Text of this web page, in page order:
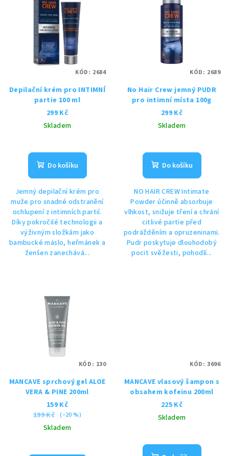
Depilační krém pro INTIMNÍ
partie 100 ml
299 Kč
Skladem
hodnocení
produktu
z
5
hvězdiček.
Do košíku
Jemný depilační krém pro
muže pro snadné odstranění
ochlupení z intimních partií.
Díky pokročilé technologii a
výživným složkám jako
bambucké máslo, heřmánek a
ženšen zanechává...
KÓD: 2684
No Hair Crew jemný PUDR
pro intimní místa 100g
299 Kč
Skladem
Do košíku
NO HAIR CREW Intimate
Powder účinně absorbuje
vlhkost, snižuje tření a chrání
citlivé partie před
podrážděním a opruzeninami.
Pudr poskytuje dlouhodobý
pocit svěžesti, pohodlí...
KÓD: 2689
MANCAVE sprchový gel ALOE
VERA & PINE 200ml
159 Kč
199 Kč (–20 %)
Skladem
KÓD: 130
MANCAVE vlasový šampon s
obsahem kofeinu 200ml
225 Kč
Skladem
KÓD: 3696